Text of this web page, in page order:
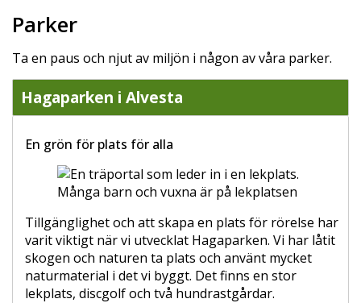
Parker
Ta en paus och njut av miljön i någon av våra parker.
Hagaparken i Alvesta
En grön för plats för alla
Tillgänglighet och att skapa en plats för rörelse har
varit viktigt när vi utvecklat Hagaparken. Vi har låtit
skogen och naturen ta plats och använt mycket
naturmaterial i det vi byggt. Det finns en stor
lekplats, discgolf och två hundrastgårdar.